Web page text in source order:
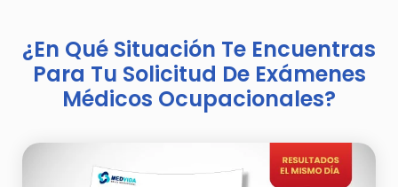
¿En Qué Situación Te Encuentras
Para Tu Solicitud De Exámenes
Médicos Ocupacionales?